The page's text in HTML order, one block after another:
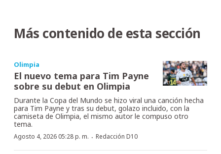
Más contenido de esta sección
Olimpia
El nuevo tema para Tim Payne
sobre su debut en Olimpia
Durante la Copa del Mundo se hizo viral una canción hecha
para Tim Payne y tras su debut, golazo incluido, con la
camiseta de Olimpia, el mismo autor le compuso otro
tema.
Agosto 4, 2026 05:28 p. m. · Redacción D10